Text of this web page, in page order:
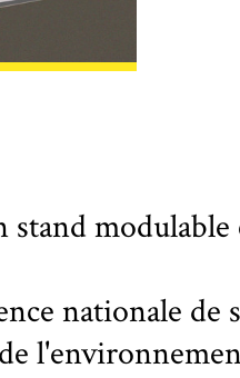
stand modulable
nationale de